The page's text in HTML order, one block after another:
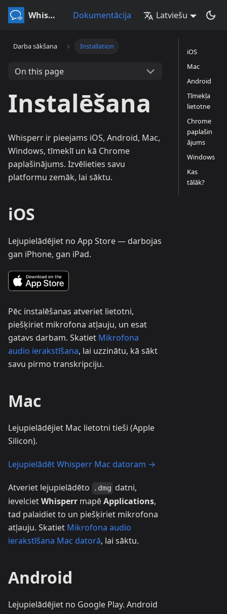
Whisperr Dokumentācija Latviešu
Darba sākšana Installation
On this page
Instalēšana
Whisperr ir pieejams iOS, Android, Mac,
Windows, tīmeklī un kā Chrome
paplašinājums. Izvēlieties savu
platformu zemāk, lai sāktu.
iOS
Lejupielādējiet no App Store — darbojas
gan iPhone, gan iPad.
Pēc instalēšanas atveriet lietotni,
piešķiriet mikrofona atļauju, un esat
gatavs darbam. Skatiet Mikrofona
audio ierakstīšana, lai uzzinātu, kā sākt
savu pirmo transkripciju.
Mac
Lejupielādējiet Mac lietotni tieši (Apple
Silicon).
Lejupielādēt Whisperr Mac datoram →
Atveriet lejupielādēto .dmg datni,
ievelcietWhisperr mapēApplications,
tad palaidiet to un piešķiriet mikrofona
atļauju. Skatiet Mikrofona audio
ierakstīšana Mac datorā, lai sāktu.
Android
Lejupielādējiet no Google Play. Android
iOS
Mac
Android
Tīmekļa
lietotne
Chrome
paplašin
ājums
Windows
Kas
tālāk?